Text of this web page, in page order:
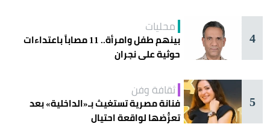
4
محليات
بينهم طفل وامرأة.. 11 مصاباً باعتداءات
حوثية على نجران
5
ثقافة وفن
فنانة مصرية تستغيث بـ«الداخلية» بعد
تعرُّضها لواقعة احتيال